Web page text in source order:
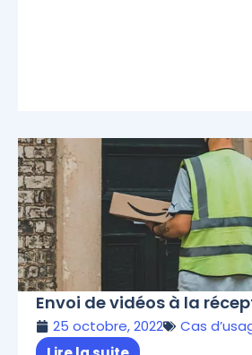
Envoi de vidéos à la
25 octobre, 2022
Cas